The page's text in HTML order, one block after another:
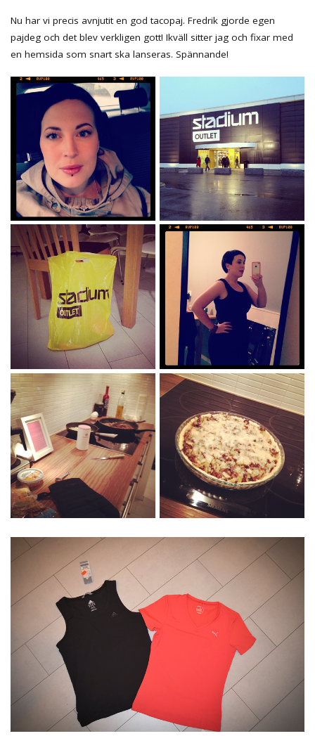
Nu har vi precis avnjutit en god tacopaj. Fredrik gjorde egen
pajdeg och det blev verkligen gott! Ikväll sitter jag och fixar med
en hemsida som snart ska lanseras. Spännande!